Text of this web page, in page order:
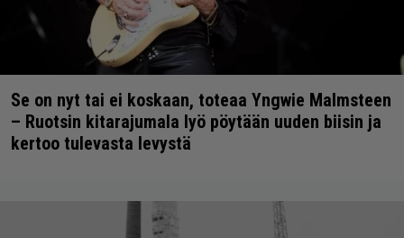
Se on nyt tai ei koskaan, toteaa Yngwie Malmsteen
– Ruotsin kitarajumala lyö pöytään uuden biisin ja
kertoo tulevasta levystä